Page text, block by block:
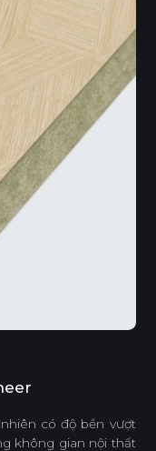
có độ bền vượt
không gian nội thất